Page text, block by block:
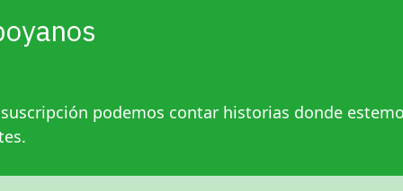
podemos contar historias donde
ya no están. Y estaban su madre y su
el terreno, les advirtió que iba a
hermana melliza suspiró con alivio. “Ay